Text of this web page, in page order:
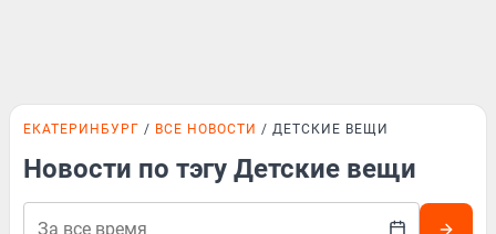
ЕКАТЕРИНБУРГ ВСЕ НОВОСТИ ДЕТСКИЕ ВЕЩИ
Новости по тэгу Детские вещи